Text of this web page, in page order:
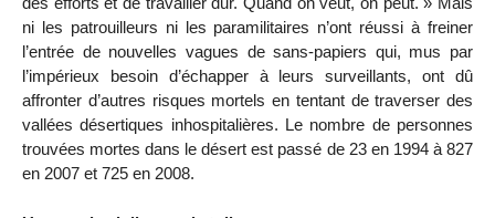
ni les patrouilleurs ni les paramilitaires n’ont réussi à freiner
l’entrée de nouvelles vagues de sans-papiers qui, mus par
l’impérieux besoin d’échapper à leurs surveillants, ont dû
affronter d’autres risques mortels en tentant de traverser des
vallées désertiques inhospitalières. Le nombre de personnes
trouvées mortes dans le désert est passé de 23 en 1994 à 827
en 2007 et 725 en 2008.